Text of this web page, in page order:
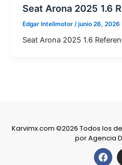
Seat Arona 2025 1.6
Edgar Intelimotor/junio 26, 2026
Seat Arona 2025 1.6
Karvimx.com ©2026 Todos los
porAgencia
F
a